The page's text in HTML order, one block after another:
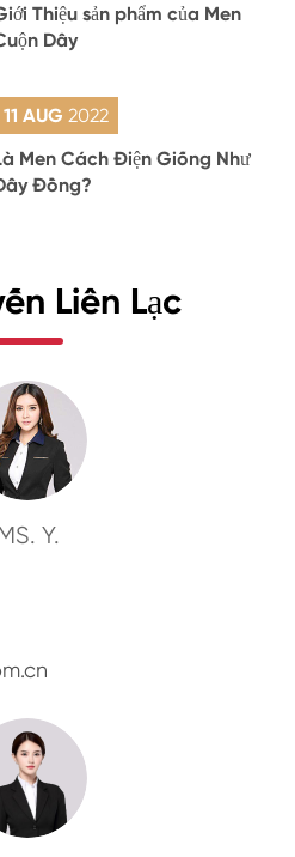
Thiệu sản phẩm của Men
Dây
11 AUG 2022
Men Cách Điện Giống Như
Đồng?
Liên Lạc
Y.